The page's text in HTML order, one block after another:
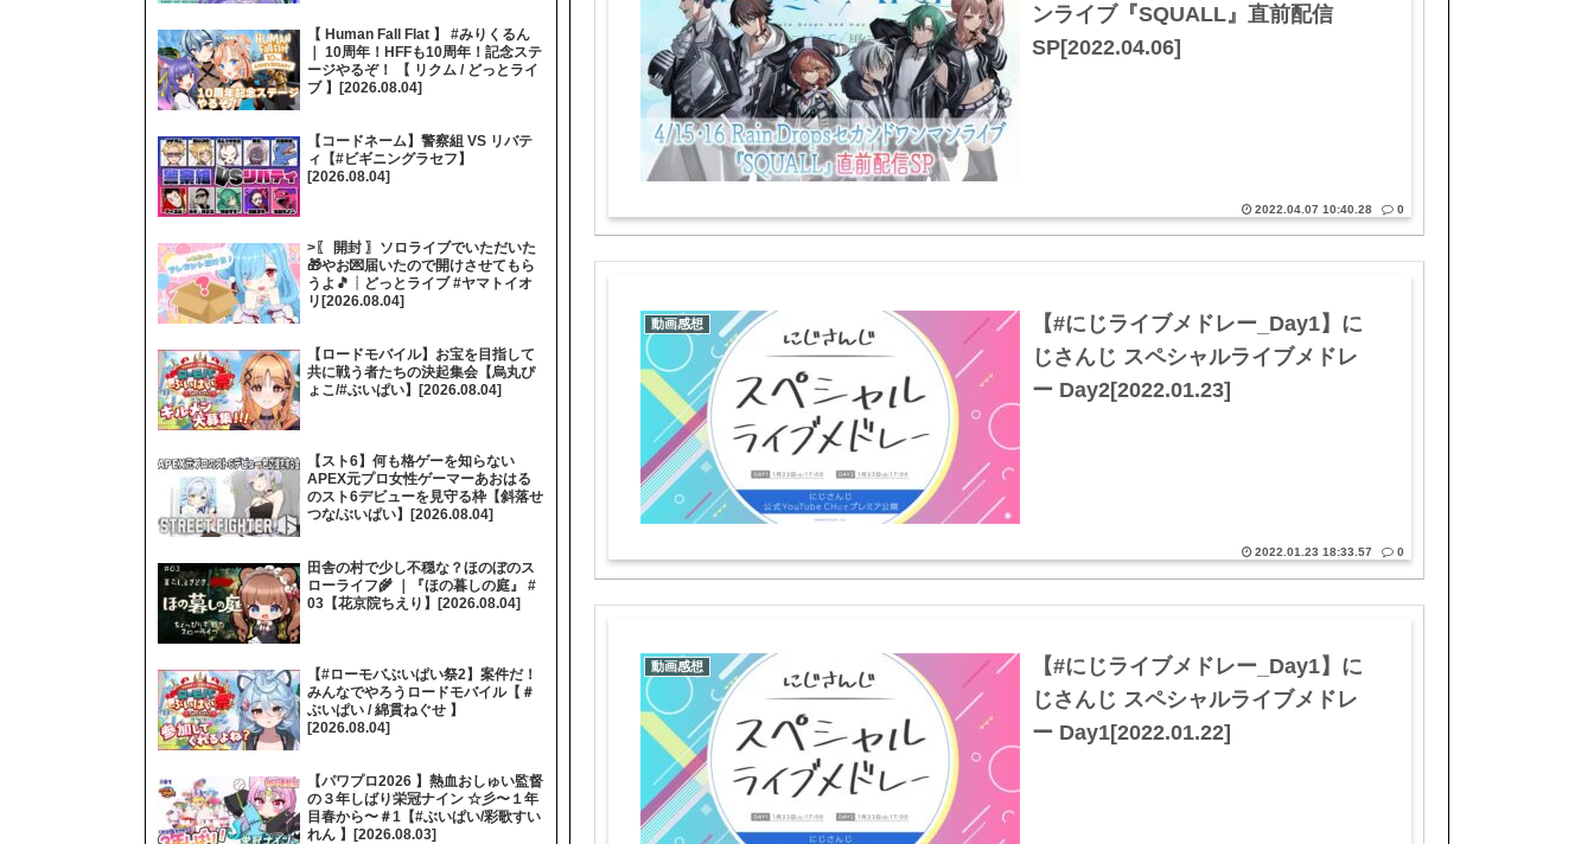
ンライブ『SQUALL』直前配信
SP[2022.04.06]
2022.04.07 10:40.28 0
動画感想
【#にじライブメドレー_Day1】に
じさんじ スペシャルライブメドレ
ー Day2[2022.01.23]
2022.01.23 18:33.57 0
動画感想
【#にじライブメドレー_Day1】に
じさんじ スペシャルライブメドレ
ー Day1[2022.01.22]
【 Human Fall Flat 】 #みりくるん
｜ 10周年！HFFも10周年！記念ステ
ージやるぞ！ 【 リクム / どっとライ
ブ 】[2026.08.04]
【コードネーム】警察組 VS リバテ
ィ【#ビギニングラセフ】
[2026.08.04]
>〖 開封 〗ソロライブでいただいた
🎁やお💌届いたので開けさせてもら
うよ🎵┊どっとライブ #ヤマトイオ
リ[2026.08.04]
【ロードモバイル】お宝を目指して
共に戦う者たちの決起集会【烏丸ぴ
ょこ/#ぶいぱい】[2026.08.04]
【スト6】何も格ゲーを知らない
APEX元プロ女性ゲーマーあおはる
のスト6デビューを見守る枠【斜落せ
つな/ぶいぱい】[2026.08.04]
田舎の村で少し不穏な？ほのぼのス
ローライフ🌾 ｜『ほの暮しの庭』 #
03【花京院ちえり】[2026.08.04]
【#ローモバぶいぱい祭2】案件だ！
みんなでやろうロードモバイル【＃
ぶいぱい / 綿貫ねぐせ 】
[2026.08.04]
【パワプロ2026 】熱血おしゅい監督
の３年しばり栄冠ナイン ☆彡〜１年
目春から〜＃1【#ぶいぱい/彩歌すい
れん 】[2026.08.03]